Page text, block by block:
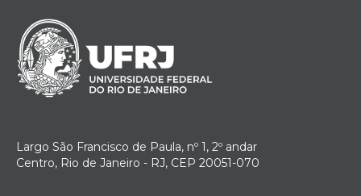
Largo São Francisco de Paula, nº 1, 2º andar
Centro, Rio de Janeiro - RJ, CEP 20051-070